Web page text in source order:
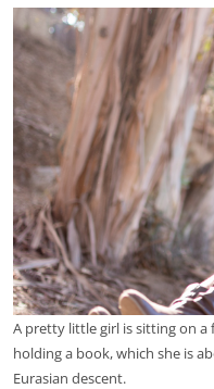
A pretty little girl is sitting on a
holding a book, which she is
Eurasian descent.